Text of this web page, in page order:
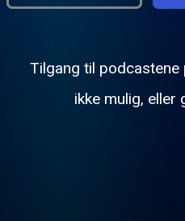
Tilgang til podcastene
ikke mulig, eller